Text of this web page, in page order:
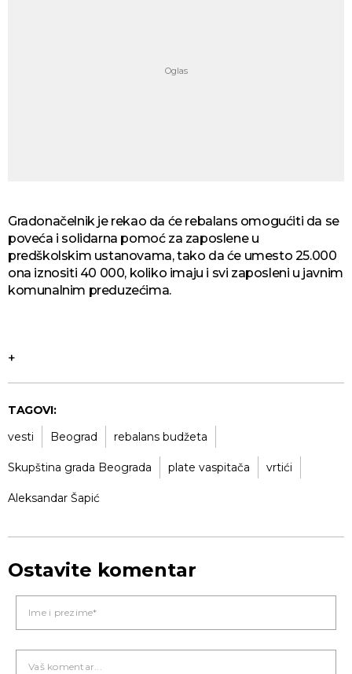
Gradonačelnik je rekao da će rebalans omogućiti da se
poveća i solidarna pomoć za zaposlene u
predškolskim ustanovama, tako da će umesto 25.000
ona iznositi 40 000, koliko imaju i svi zaposleni u javnim
komunalnim preduzećima.
+
TAGOVI:
vesti
Beograd rebalans budžeta
Skupština grada Beograda plate vaspitača vrtići
Aleksandar Šapić
Ostavite komentar